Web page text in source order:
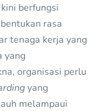
berfungsi
rasa
tenaga kerja yang
yang
organisasi perlu
yang
melampaui